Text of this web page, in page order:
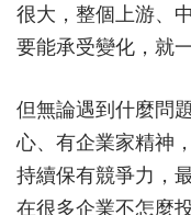
很大，整個上游、
要能承受變化，就
但無論遇到什麼問
心、有企業家精神
持續保有競爭力，
在很多企業不怎麼